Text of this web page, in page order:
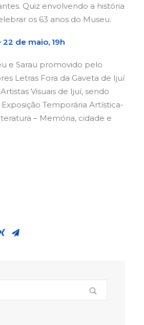
Quiz envolvendo a história
os 63 anos do Museu.
22 de maio, 19h
e Sarau promovido pelo
Letras Fora da Gaveta de Ijuí
Visuais de Ijuí, sendo
Temporária Artística-
– Memória, cidade e